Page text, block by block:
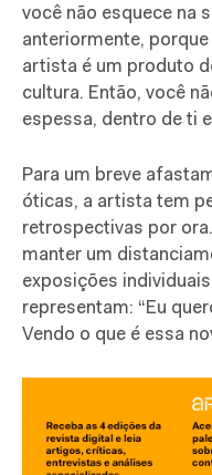
você não esquece na
anteriormente,
artista é um produto
cultura. Então, você
espessa, dentro de ti
Para um breve
óticas, a artista tem
retrospectivas por
manter um
exposições
representam: “Eu
Vendo o que é essa